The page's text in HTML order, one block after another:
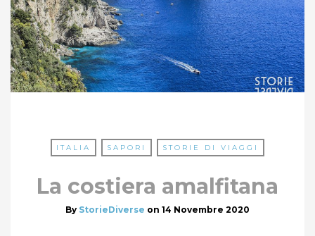
ITALIA SAPORI STORIE DI VIAGGI
La costiera amalfitana
By StorieDiverse on 14 Novembre 2020